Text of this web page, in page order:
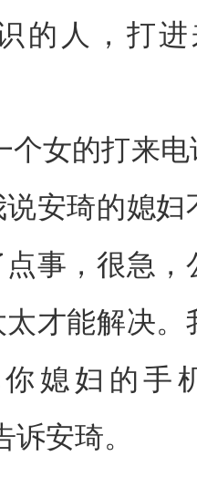
的人，打
个女的打来
安琦的媳
事，很急
才能解决
媳妇的手
安琦。